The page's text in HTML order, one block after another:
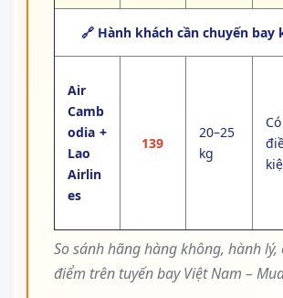
So sánh hãng hàng không, hành lý,
điểm trên tuyến bay Việt Nam –
🔗 Hành khách cần chuyến bay
Air
Camb
odia +
Lao
Airlin
es
139
20–25
kg
Có